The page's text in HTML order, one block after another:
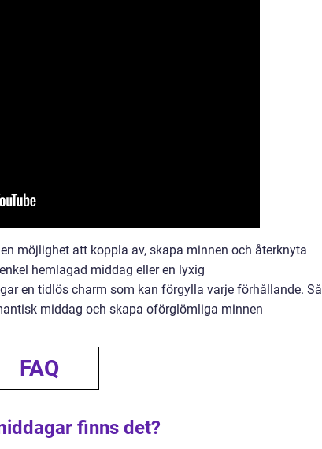
möjlighet att koppla av, skapa minnen och återknyta
hemlagad middag eller en lyxig
en tidlös charm som kan förgylla varje förhållande. Så
middag och skapa oförglömliga minnen
FAQ
finns det?